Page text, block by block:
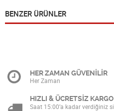
BENZER ÜRÜNLER
HER ZAMAN GÜVENİLİR
Her Zaman
HIZLI & ÜCRETSİZ KARGO
Saat 15:00’a kadar verdiğiniz